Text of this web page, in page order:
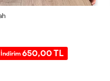
ELBİSE Siyah
İndirim650,00 TL